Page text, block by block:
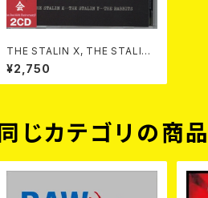
THE STALIN X, THE STALIN
Y, THE RABBITS / 9.24 ザ・ス
¥2,750
同じカテゴリの商品